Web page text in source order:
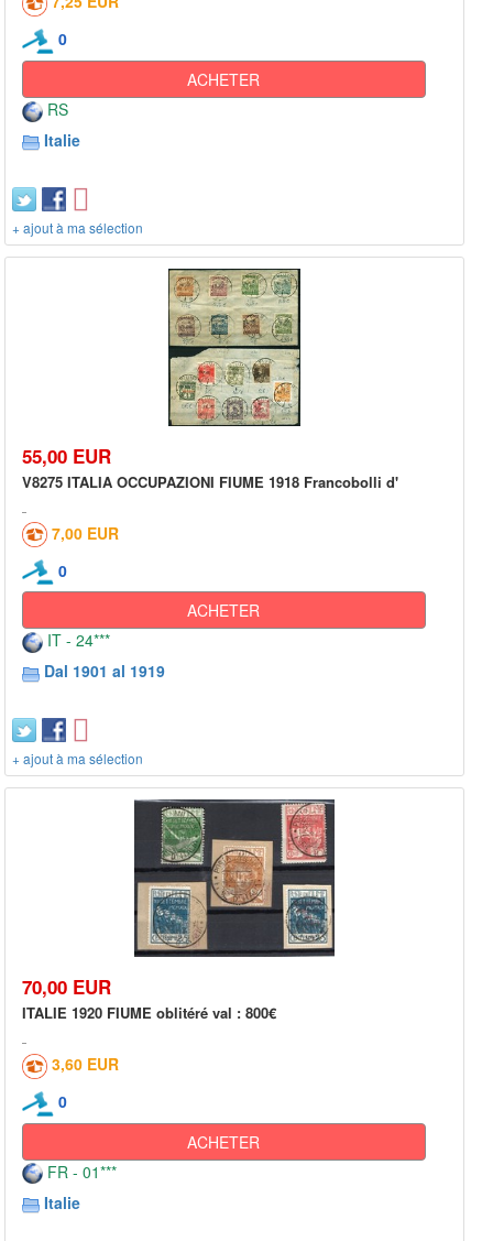
0
ACHETER
RS
Italie
+ ajout à ma sélection
55,00 EUR
V8275 ITALIA OCCUPAZIONI FIUME 1918 Francobolli d'
7,00 EUR
0
ACHETER
IT - 24***
Dal 1901 al 1919
+ ajout à ma sélection
70,00 EUR
ITALIE 1920 FIUME oblitéré val : 800€
3,60 EUR
0
ACHETER
FR - 01***
Italie